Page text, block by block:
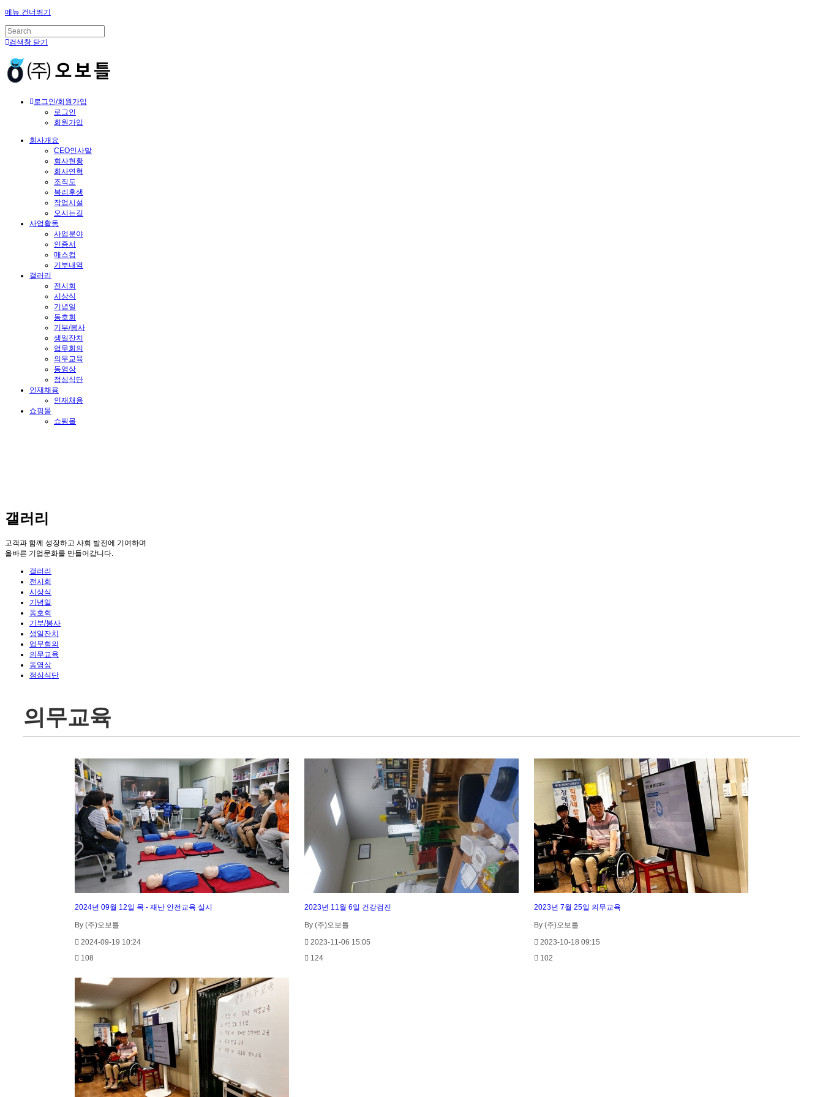
메뉴 건너뛰기
검색창 닫기
로그인/회원가입
로그인
회원가입
회사개요
CEO인사말
회사현황
회사연혁
조직도
복리후생
작업시설
오시는길
사업활동
사업분야
인증서
매스컴
기부내역
갤러리
전시회
시상식
기념일
동호회
기부/봉사
생일잔치
업무회의
의무교육
동영상
점심식단
인재채용
인재채용
쇼핑몰
쇼핑몰
갤러리
고객과 함께 성장하고 사회 발전에 기여하며
올바른 기업문화를 만들어갑니다.
갤러리
전시회
시상식
기념일
동호회
기부/봉사
생일잔치
업무회의
의무교육
동영상
점심식단
의무교육
2024년 09월 12일 목 - 재난 안전교육 실시
By (주)오보틀
2024-09-19 10:24
108
2023년 11월 6일 건강검진
By (주)오보틀
2023-11-06 15:05
124
2023년 7월 25일 의무교육
By (주)오보틀
2023-10-18 09:15
102